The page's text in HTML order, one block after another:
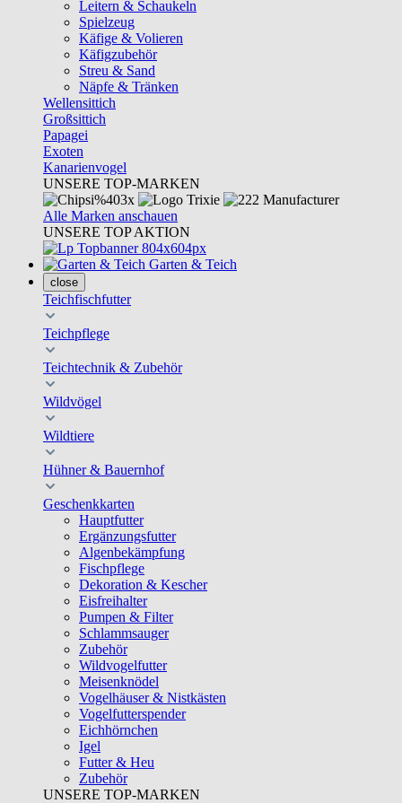
Leitern & Schaukeln
Spielzeug
Käfige & Volieren
Käfigzubehör
Streu & Sand
Näpfe & Tränken
Wellensittich
Großsittich
Papagei
Exoten
Kanarienvogel
UNSERE TOP-MARKEN
Alle Marken anschauen
UNSERE TOP AKTION
Garten & Teich
close
Teichfischfutter
Teichpflege
Teichtechnik & Zubehör
Wildvögel
Wildtiere
Hühner & Bauernhof
Geschenkkarten
Hauptfutter
Ergänzungsfutter
Algenbekämpfung
Fischpflege
Dekoration & Kescher
Eisfreihalter
Pumpen & Filter
Schlammsauger
Zubehör
Wildvogelfutter
Meisenknödel
Vogelhäuser & Nistkästen
Vogelfutterspender
Eichhörnchen
Igel
Futter & Heu
Zubehör
UNSERE TOP-MARKEN